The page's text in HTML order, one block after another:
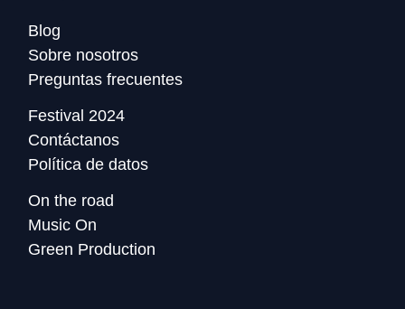
Blog
Sobre nosotros
Preguntas frecuentes
Festival 2024
Contáctanos
Política de datos
On the road
Music On
Green Production